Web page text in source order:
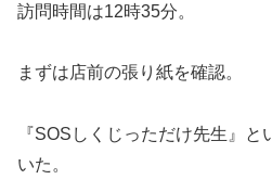
訪問時間は12時35分。
まずは店前の張り紙を確認。
『SOSしくじっただけ先生』
いた。